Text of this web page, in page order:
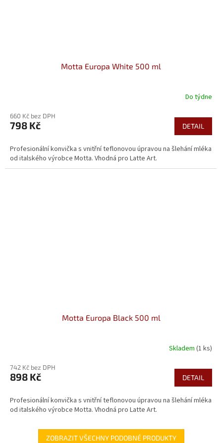
Motta Europa White 500 ml
Do týdne
660 Kč bez DPH
798 Kč DETAIL
Profesionální konvička s vnitřní teflonovou úpravou na šlehání mléka
od italského výrobce Motta. Vhodná pro Latte Art.
Motta Europa Black 500 ml
Skladem (1 ks)
742 Kč bez DPH
898 Kč DETAIL
Profesionální konvička s vnitřní teflonovou úpravou na šlehání mléka
od italského výrobce Motta. Vhodná pro Latte Art.
ZOBRAZIT VŠECHNY PODOBNÉ PRODUKTY